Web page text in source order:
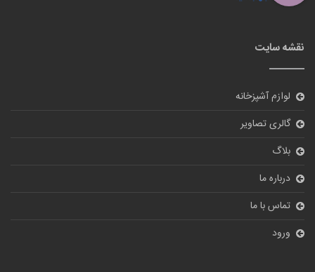
درباره ما
تماس با ما
ورود
نظر سنجی
آیا از سایت ما راضی هستید؟
بله